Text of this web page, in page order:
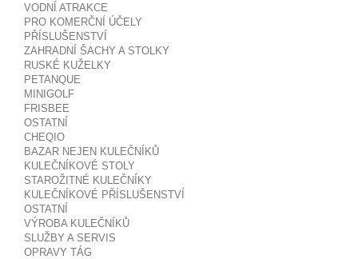
VODNÍ ATRAKCE
PRO KOMERČNÍ ÚČELY
PŘÍSLUŠENSTVÍ
ZAHRADNÍ ŠACHY A STOLKY
RUSKÉ KUŽELKY
PETANQUE
MINIGOLF
FRISBEE
OSTATNÍ
CHEQIO
BAZAR NEJEN KULEČNÍKŮ
KULEČNÍKOVÉ STOLY
STAROŽITNÉ KULEČNÍKY
KULEČNÍKOVÉ PŘÍSLUŠENSTVÍ
OSTATNÍ
VÝROBA KULEČNÍKŮ
SLUŽBY A SERVIS
OPRAVY TÁG